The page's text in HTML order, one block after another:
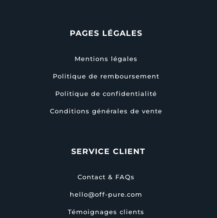
PAGES LÉGALES
Mentions légales
Politique de remboursement
Politique de confidentialité
Conditions générales de vente
SERVICE CLIENT
Contact & FAQs
hello@off-pure.com
Témoignages clients